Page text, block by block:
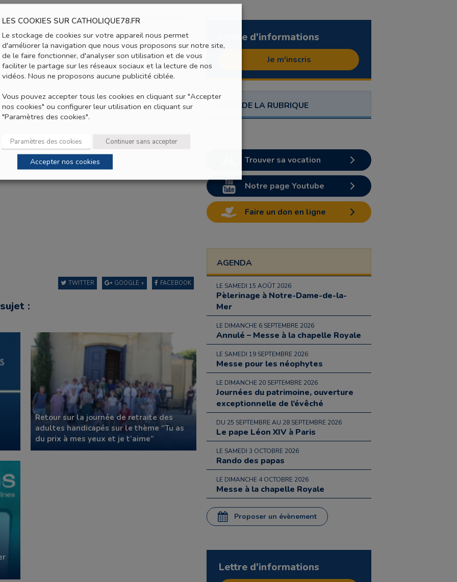
Lourdes avec quelque chose de nouveau dans le
et son pèlerinage diocésain
fur et à mesure.
FACEBOOK
GOOGLE +
TWITTER
:
Retour sur la journée de retraite des
adultes handicapés sur le thème “Tu as
du prix à mes yeux et je t’aime”
Lettre d'informations
Je m'inscris
MENU DE LA RUBRIQUE
Trouver sa vocation
Notre page Youtube
Faire un don en ligne
AGENDA
LE SAMEDI 15 AOÛT 2026
Pèlerinage à Notre-Dame-de-la-
Mer
LE DIMANCHE 6 SEPTEMBRE 2026
Annulé – Messe à la chapelle Royale
LE SAMEDI 19 SEPTEMBRE 2026
Messe pour les néophytes
LE DIMANCHE 20 SEPTEMBRE 2026
Journées du patrimoine, ouverture
exceptionnelle de l’évêché
DU 25 SEPTEMBRE AU 28 SEPTEMBRE 2026
Le pape Léon XIV à Paris
LE SAMEDI 3 OCTOBRE 2026
Rando des papas
LE DIMANCHE 4 OCTOBRE 2026
Messe à la chapelle Royale
Proposer un évènement
Lettre d'informations
LES COOKIES SUR CATHOLIQUE78.FR
Le stockage de cookies sur votre appareil nous permet
d'améliorer la navigation que nous vous proposons sur notre site,
de le faire fonctionner, d'analyser son utilisation et de vous
faciliter le partage sur les réseaux sociaux et la lecture de nos
vidéos. Nous ne proposons aucune publicité ciblée.
Vous pouvez accepter tous les cookies en cliquant sur "Accepter
nos cookies" ou configurer leur utilisation en cliquant sur
"Paramètres des cookies".
Paramètres des cookies Continuer sans accepter
Accepter nos cookies